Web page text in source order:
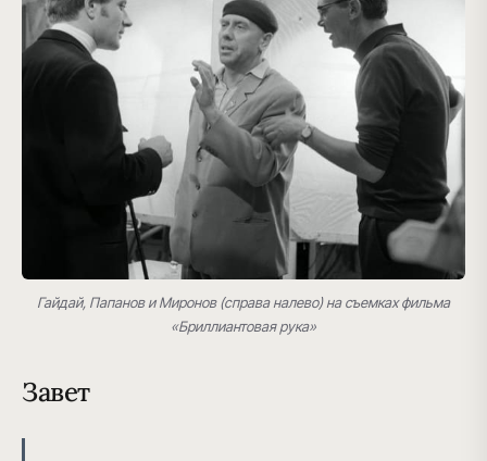
Гайдай, Папанов и Миронов (справа налево) на съемках фильма
«Бриллиантовая рука»
Завет